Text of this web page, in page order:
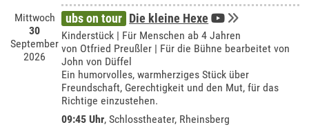
Mittwoch
30
September
2026
ubs on tour Die kleine Hexe
Kinderstück | Für Menschen ab 4 Jahren
von Otfried Preußler | Für die Bühne bearbeitet von
John von Düffel
Ein humorvolles, warmherziges Stück über
Freundschaft, Gerechtigkeit und den Mut, für das
Richtige einzustehen.
09:45 Uhr,Schlosstheater, Rheinsberg